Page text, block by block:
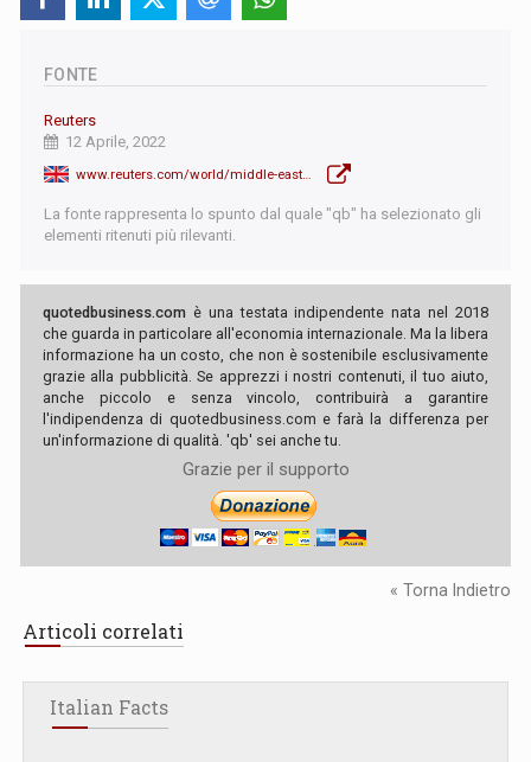
FONTE
Reuters
12 Aprile, 2022
La fonte rappresenta lo spunto dal quale "qb" ha selezionato gli
elementi ritenuti più rilevanti.
quotedbusiness.com è una testata indipendente nata nel 2018
che guarda in particolare all'economia internazionale. Ma la libera
informazione ha un costo, che non è sostenibile esclusivamente
grazie alla pubblicità. Se apprezzi i nostri contenuti, il tuo aiuto,
anche piccolo e senza vincolo, contribuirà a garantire
l'indipendenza di quotedbusiness.com e farà la differenza per
un'informazione di qualità. 'qb' sei anche tu.
Grazie per il supporto
« Torna Indietro
Articoli correlati
Italian Facts